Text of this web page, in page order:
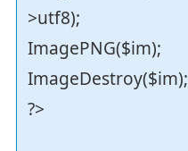
>utf8);
ImagePNG($im);
ImageDestroy($im);
?>